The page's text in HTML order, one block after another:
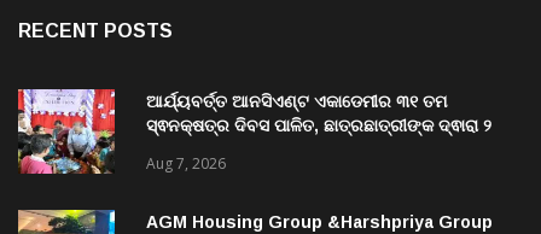
RECENT POSTS
ଆର୍ଯ୍ୟବର୍ତ୍ତ ଆନସିଏଣ୍ଟ ଏକାଡେମୀର ୩୧ ତମ
ସ୍ଵନକ୍ଷତ୍ର ଦିବସ ପାଳିତ, ଛାତ୍ରଛାତ୍ରୀଙ୍କ ଦ୍ଵାରା ୨
Aug 7, 2026
AGM Housing Group &Harshpriya Group